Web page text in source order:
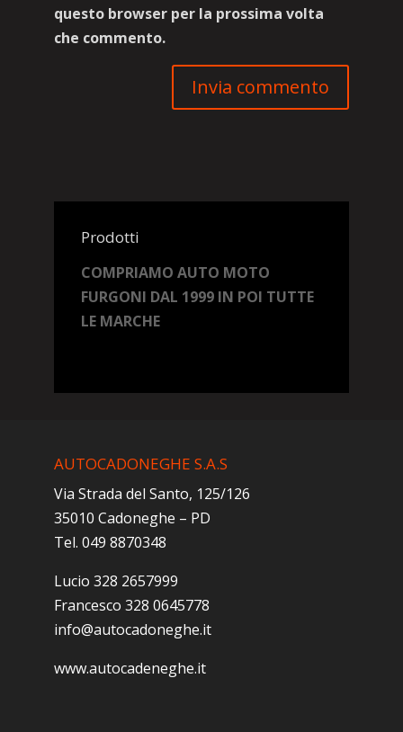
questo browser per la prossima volta
che commento.
Prodotti
COMPRIAMO AUTO MOTO
FURGONI DAL 1999 IN POI TUTTE
LE MARCHE
AUTOCADONEGHE S.A.S
Via Strada del Santo, 125/126
35010 Cadoneghe – PD
Tel. 049 8870348
Lucio 328 2657999
Francesco 328 0645778
info@autocadoneghe.it
www.autocadeneghe.it